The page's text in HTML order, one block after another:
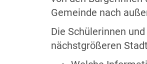
Gemeinde nach
Die Schülerinnen
nächstgrößeren